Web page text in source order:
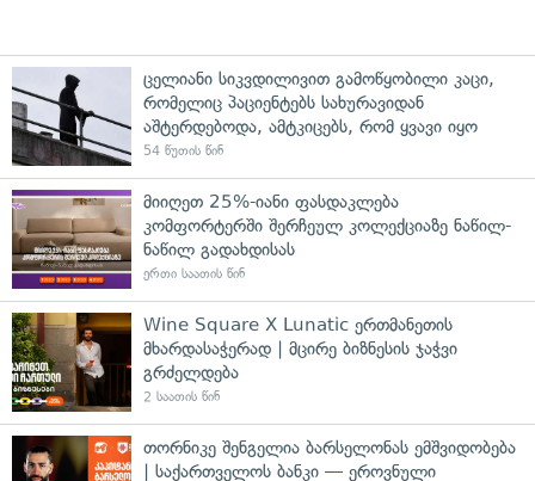
ცელიანი სიკვდილივით გამოწყობილი კაცი,
რომელიც პაციენტებს სახურავიდან
აშტერდებოდა, ამტკიცებს, რომ ყვავი იყო
54 წუთის წინ
მიიღეთ 25%-იანი ფასდაკლება
კომფორტერში შერჩეულ კოლექციაზე ნაწილ-
ნაწილ გადახდისას
ერთი საათის წინ
Wine Square X Lunatic ერთმანეთის
მხარდასაჭერად | მცირე ბიზნესის ჯაჭვი
გრძელდება
2 საათის წინ
თორნიკე შენგელია ბარსელონას ემშვიდობება
| საქართველოს ბანკი — ეროვნული